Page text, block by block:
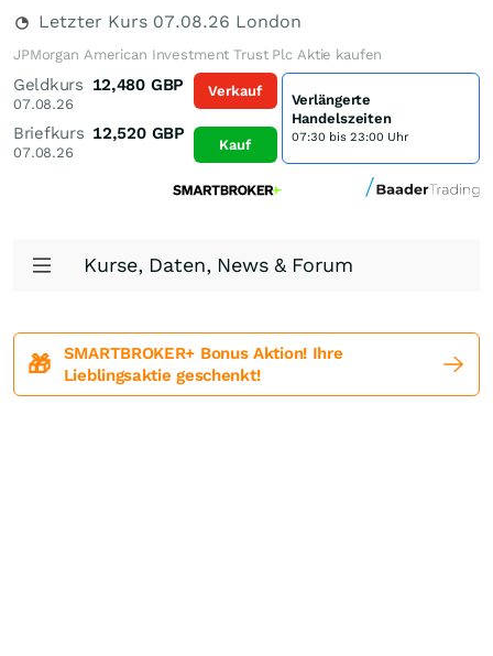
Letzter Kurs 07.08.26 London
JPMorgan American Investment Trust Plc Aktie kaufen
Geldkurs
07.08.26
12,480 GBP
Briefkurs
07.08.26
12,520 GBP
Verkauf
Kauf
Verlängerte
Handelszeiten
07:30 bis 23:00 Uhr
Kurse, Daten, News & Forum
🎁
SMARTBROKER+ Bonus Aktion! Ihre
Lieblingsaktie geschenkt!